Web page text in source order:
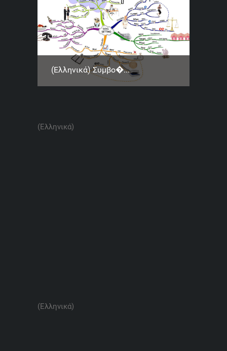
(Ελληνικά) Συμβο�...
(Ελληνικά)
(Ελληνικά)